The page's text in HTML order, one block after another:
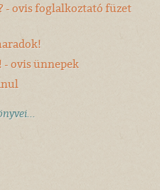
- ovis foglalkoztató füzet
ovis ünnepek